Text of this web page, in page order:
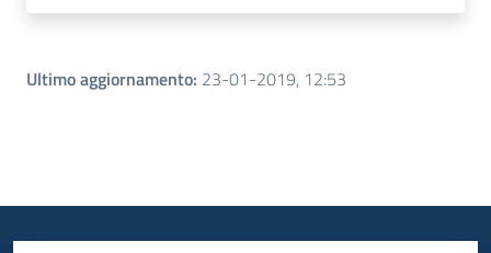
Ultimo aggiornamento: 23-01-2019, 12:53